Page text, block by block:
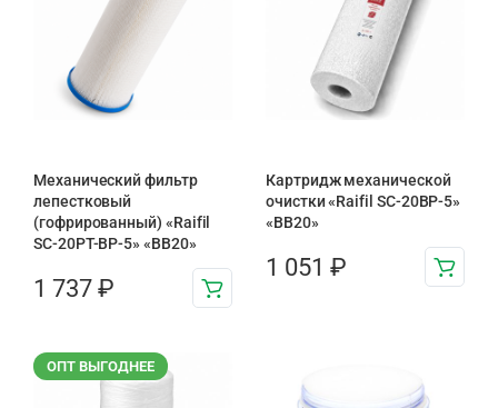
Механический фильтр
лепестковый
(гофрированный) «Raifil
SC-20PT-ВР-5» «BB20»
1 737 ₽
Картридж механической
очистки «Raifil SC-20BP-5»
«BB20»
1 051 ₽
ОПТ ВЫГОДНЕЕ